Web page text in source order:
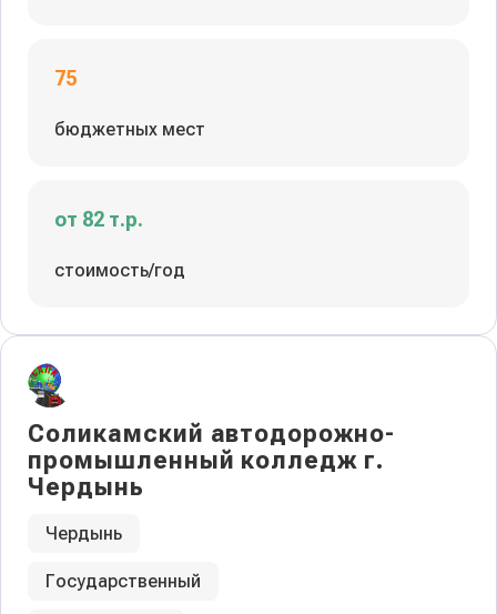
75
бюджетных мест
от 82 т.р.
стоимость/год
Соликамский автодорожно-
промышленный колледж г.
Чердынь
Чердынь
Государственный